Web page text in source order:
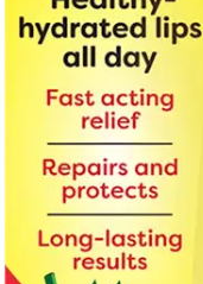
Sano hyvästit kuiville ja
on herkullisen
huuliasi tehokkaasti ja
rauhoittava koostumus
pitkäkestoisen suojan
kylmää vastaan. Jo
kansainvälinen suosikki,
koskaan testaa eläimillä.